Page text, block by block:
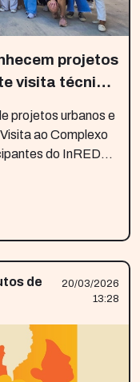
projetos
visita técnica
projetos urbanos e
ao Complexo
do InREDE
Macário/Secom
de
20/03/2026
13:28